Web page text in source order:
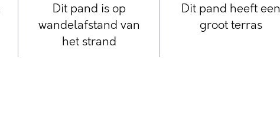
Dit pand is op
wandelafstand van
het strand
Dit pand heeft een
groot terras